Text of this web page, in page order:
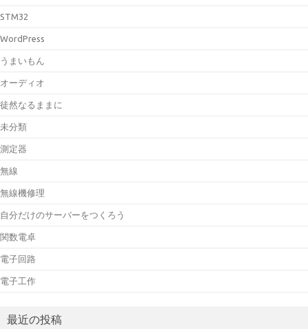
STM32
WordPress
うまいもん
オーディオ
徒然なるままに
未分類
測定器
無線
無線機修理
自分だけのサーバーをつくろう
関数電卓
電子回路
電子工作
最近の投稿